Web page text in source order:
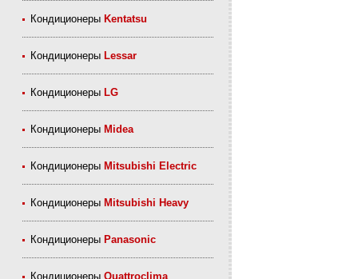
Кондиционеры Kentatsu
Кондиционеры Lessar
Кондиционеры LG
Кондиционеры Midea
Кондиционеры Mitsubishi Electric
Кондиционеры Mitsubishi Heavy
Кондиционеры Panasonic
КондиционерыQuattroclima